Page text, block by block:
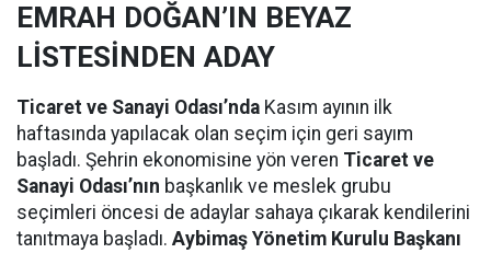
EMRAH DOĞAN’IN BEYAZ
LİSTESİNDEN ADAY
Ticaret ve Sanayi Odası’nda Kasım ayının ilk
haftasında yapılacak olan seçim için geri sayım
başladı. Şehrin ekonomisine yön veren Ticaret ve
Sanayi Odası’nın başkanlık ve meslek grubu
seçimleri öncesi de adaylar sahaya çıkarak kendilerini
tanıtmaya başladı. Aybimaş Yönetim Kurulu Başkanı